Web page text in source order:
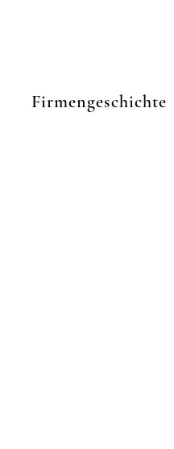
Firmengeschichte